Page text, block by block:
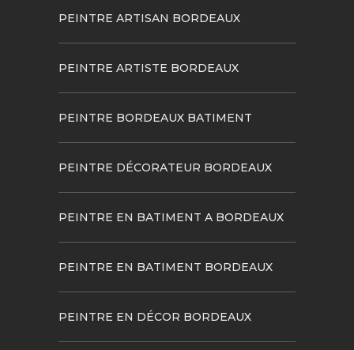
PEINTRE ARTISAN BORDEAUX
PEINTRE ARTISTE BORDEAUX
PEINTRE BORDEAUX BATIMENT
PEINTRE DÉCORATEUR BORDEAUX
PEINTRE EN BATIMENT A BORDEAUX
PEINTRE EN BATIMENT BORDEAUX
PEINTRE EN DÉCOR BORDEAUX